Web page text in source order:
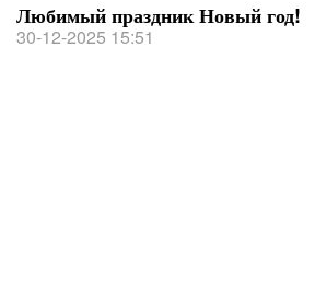
Любимый праздник Новый год!
30-12-2025 15:51